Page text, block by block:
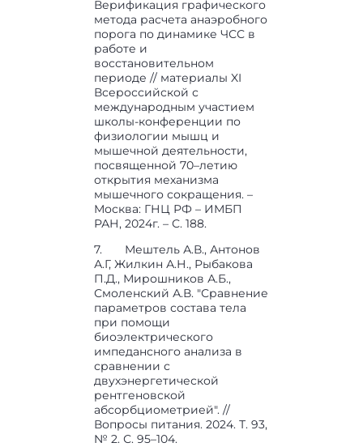
Верификация графического
метода расчета анаэробного
порога по динамике ЧСС в
работе и
восстановительном
периоде // материалы XI
Всероссийской с
международным участием
школы-конференции по
физиологии мышц и
мышечной деятельности,
посвященной 70–летию
открытия механизма
мышечного сокращения. –
Москва: ГНЦ РФ – ИМБП
РАН, 2024г. – С. 188.
7. Мештель А.В., Антонов
А.Г, Жилкин А.Н., Рыбакова
П.Д., Мирошников А.Б.,
Смоленский А.В. "Сравнение
параметров состава тела
при помощи
биоэлектрического
импедансного анализа в
сравнении с
двухэнергетической
рентгеновской
абсорбциометрией". //
Вопросы питания. 2024. Т. 93,
№ 2. С. 95–104.